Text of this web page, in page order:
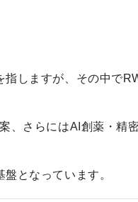
しますが、その中で
、さらにはAI創薬・精
となっています。